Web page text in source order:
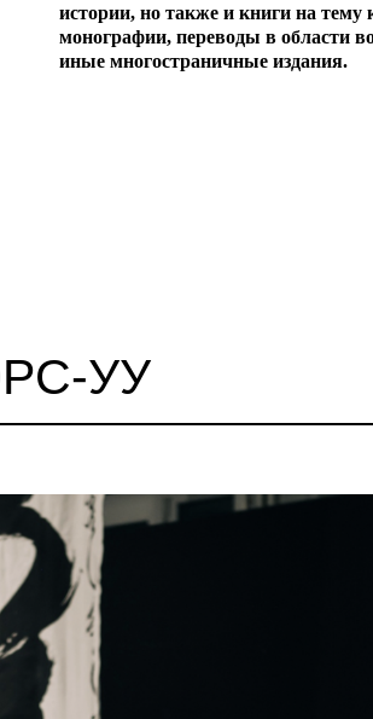
истории, но также и книги на
монографии, переводы в области
иные многостраничные издания.